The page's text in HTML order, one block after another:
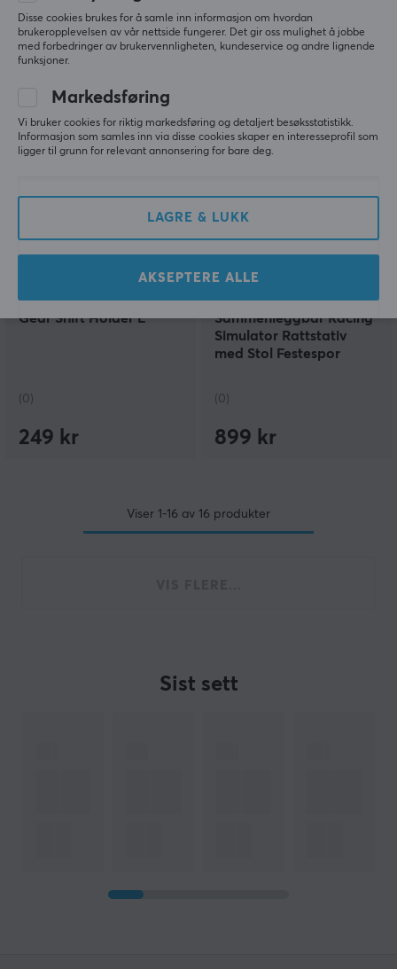
LRS11 - Hvit
(6)
899 kr
Nitro Concepts
Gear Shift Holder E
(0)
249 kr
MaxMount
Sammenleggbar Racing
Simulator Rattstativ
med Stol Festespor
(0)
899 kr
Viser 1-16 av 16 produkter
Sist sett
Disse cookies brukes for å samle inn informasjon om hvordan
brukeropplevelsen av vår nettside fungerer. Det gir oss mulighet å jobbe
med forbedringer av brukervennligheten, kundeservice og andre lignende
funksjoner.
Markedsføring
Vi bruker cookies for riktig markedsføring og detaljert besøksstatistikk.
Informasjon som samles inn via disse cookies skaper en interesseprofil som
ligger til grunn for relevant annonsering for bare deg.
LAGRE & LUKK
AKSEPTERE ALLE